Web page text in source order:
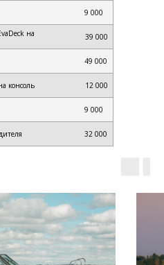
12 000
49 000
39 000
9 000
на
9 000
32 000
консоль